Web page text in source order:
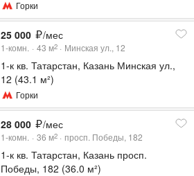
Горки
25 000 /мес
1-комн. 43 м2 Минская ул., 12
1-к кв. Татарстан, Казань Минская ул.,
12 (43.1 м²)
Горки
28 000 /мес
1-комн. 36 м2 просп. Победы, 182
1-к кв. Татарстан, Казань просп.
Победы, 182 (36.0 м²)